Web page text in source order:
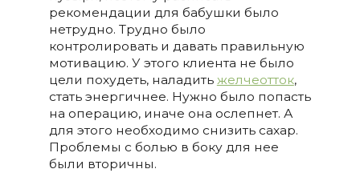
рекомендации для бабушки было
нетрудно. Трудно было
контролировать и давать правильную
мотивацию. У этого клиента не было
цели похудеть, наладить желчеотток,
стать энергичнее. Нужно было попасть
на операцию, иначе она ослепнет. А
для этого необходимо снизить сахар.
Проблемы с болью в боку для нее
были вторичны.